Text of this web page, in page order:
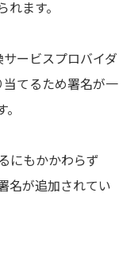
れます。
ービスプロバイダ
てるため署名が一
にもかかわらず
名が追加されてい